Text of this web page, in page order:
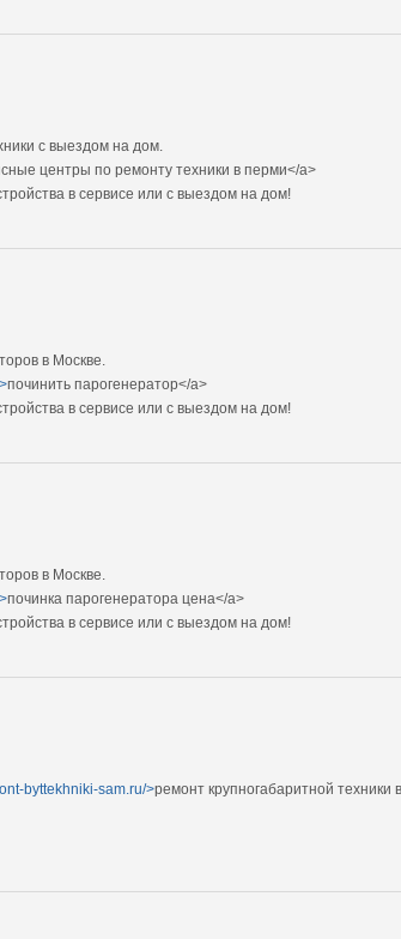
с выездом на дом.
центры по ремонту техники в перми</a>
в сервисе или с выездом на дом!
в Москве.
починить парогенератор</a>
в сервисе или с выездом на дом!
в Москве.
починка парогенератора цена</a>
в сервисе или с выездом на дом!
byttekhniki-sam.ru/>ремонт крупногабаритной техники